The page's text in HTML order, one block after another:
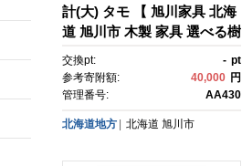
計(大) タモ 【 旭川家具 北海
道 旭川市 木製 家具 選べる樹
種 置時計 壁掛け時計 リビン
グ ダイニング ベッドルー
ム 贈り物 プレゼント 記念
り 北欧 おしゃれ 天然木 無
交換pt: - pt
参考寄附額:
40,000 円
管理番号:
AA430
北海道地方 北海道 旭川市